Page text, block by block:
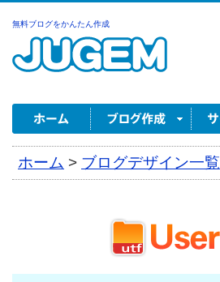
無料ブログをかんたん作成
ホーム > ブログデザイン一覧